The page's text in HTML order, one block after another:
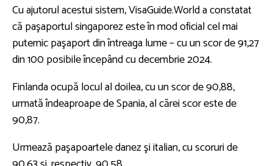
Cu ajutorul acestui sistem, VisaGuide.World a constatat
că paşaportul singaporez este în mod oficial cel mai
puternic paşaport din întreaga lume – cu un scor de 91,27
din 100 posibile începând cu decembrie 2024.
Finlanda ocupă locul al doilea, cu un scor de 90,88,
urmată îndeaproape de Spania, al cărei scor este de
90,87.
Urmează paşapoartele danez şi italian, cu scoruri de